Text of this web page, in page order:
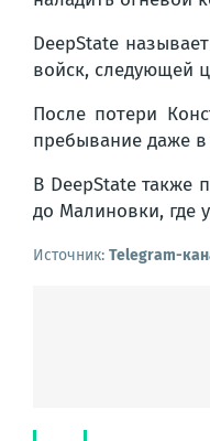
DeepState
войск, следующей
После потери
пребывание даже в
В DeepState также
до Малиновки, где
Источник: Telegram-